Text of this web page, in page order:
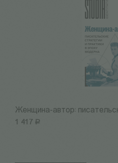
Женщина-автор:
1 417 Р